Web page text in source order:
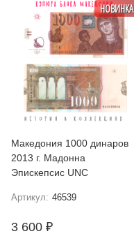
НОВИНКА
Македония 1000 динаров
2013 г. Мадонна
Эпискепсис UNC
Артикул: 46539
3 600 ₽